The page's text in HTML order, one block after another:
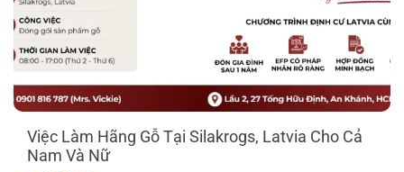
Việc Làm Hãng Gỗ Tại Silakrogs, Latvia Cho Cả
Nam Và Nữ